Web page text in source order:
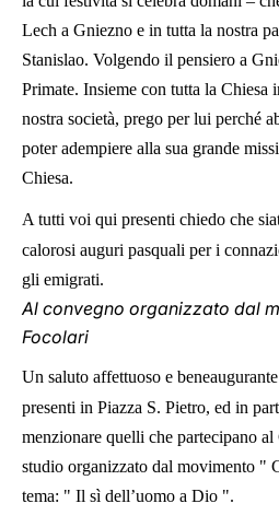
Lech a Gniezno e in tutta la nostra
Stanislao. Volgendo il pensiero a
Primate. Insieme con tutta la Chiesa
nostra società, prego per lui perché
poter adempiere alla sua grande
Chiesa.
A tutti voi qui presenti chiedo che
calorosi auguri pasquali per i
gli emigrati.
Al convegno organizzato dal
Focolari
Un saluto affettuoso e
presenti in Piazza S. Pietro, ed in
menzionare quelli che partecipano
studio organizzato dal movimento "
tema: " Il sì dell’uomo a Dio ".